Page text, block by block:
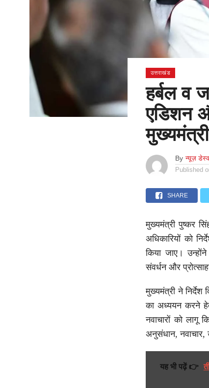
उत्तराखंड
हर्बल व
एडिशन
मुख्यमंत्री
By न्यूज़
Published
SHARE
मुख्यमंत्री पुष्कर
अधिकारियों को
किया जाए।
संवर्धन और
मुख्यमंत्री ने निर्देश
का अध्ययन करने
नवाचारों को लागू
अनुसंधान, नवाचार,
यह भी पढ़ें 👉